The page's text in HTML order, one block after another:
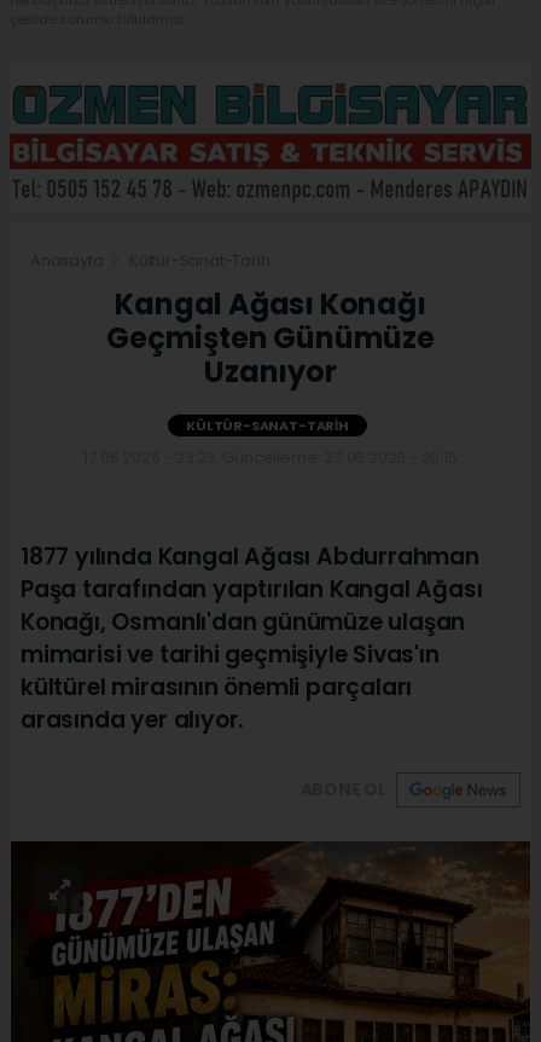
Kangal Ağası Konağı
Geçmişten Günümüze
Uzanıyor
KÜLTÜR-SANAT-TARIH
1877 yılında Kangal Ağası Abdurrahman
Paşa tarafından yaptırılan Kangal Ağası
Konağı, Osmanlı'dan günümüze ulaşan
mimarisi ve tarihi geçmişiyle Sivas'ın
kültürel mirasının önemli parçaları
arasında yer alıyor.